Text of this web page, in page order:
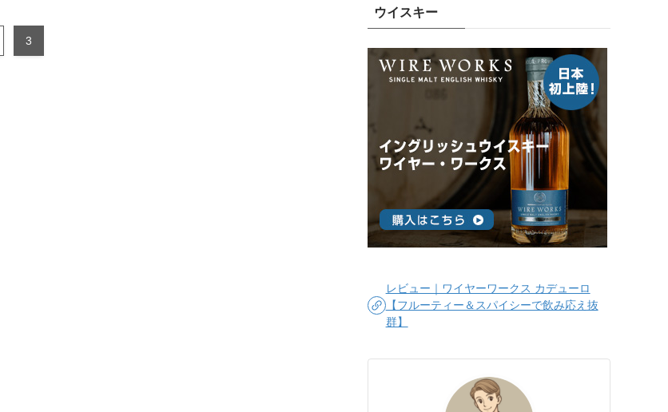
3
ウイスキー
レビュー｜ワイヤーワークス カデューロ
【フルーティー＆スパイシーで飲み応え抜
群】